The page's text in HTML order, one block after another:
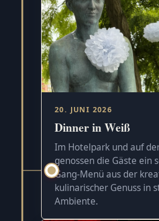
20. JUNI 2026
Dinner in Weiß
Im Hotelpark und auf
genossen die Gäste ein
Gang-Menü aus der
kulinarischer Genuss in
Ambiente.